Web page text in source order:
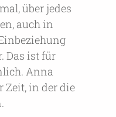
über jedes
auch in
Das ist für
Anna
Zeit, in der die